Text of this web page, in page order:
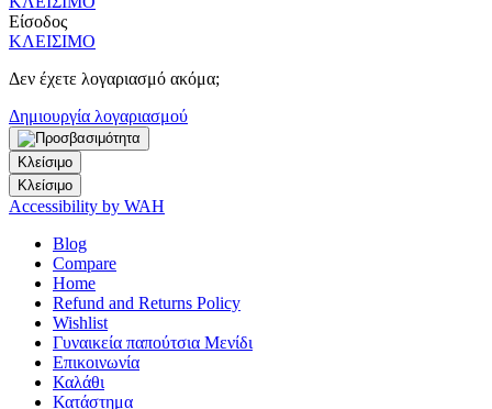
Είσοδος
ΚΛΕΙΣΙΜΟ
Δεν έχετε λογαριασμό ακόμα;
Δημιουργία λογαριασμού
Κλείσιμο
Κλείσιμο
Accessibility by WAH
Blog
Compare
Home
Refund and Returns Policy
Wishlist
Γυναικεία παπούτσια Μενίδι
Επικοινωνία
Καλάθι
Κατάστημα